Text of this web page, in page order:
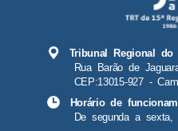
Tribunal Regional do
Rua Barão de
CEP:13015-927 -
Horário de
De segunda a